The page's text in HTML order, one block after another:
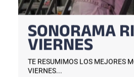
SONORAMA
VIERNES
TE RESUMIMOS LOS MEJORES
VIERNES...